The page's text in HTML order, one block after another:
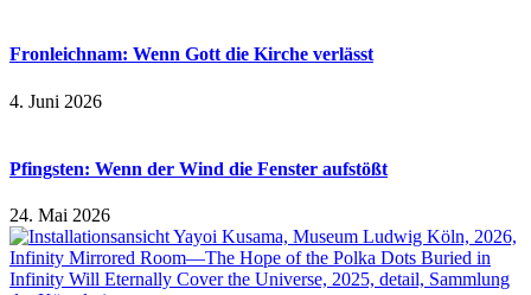
Fronleichnam: Wenn Gott die Kirche verlässt
4. Juni 2026
Pfingsten: Wenn der Wind die Fenster aufstößt
24. Mai 2026